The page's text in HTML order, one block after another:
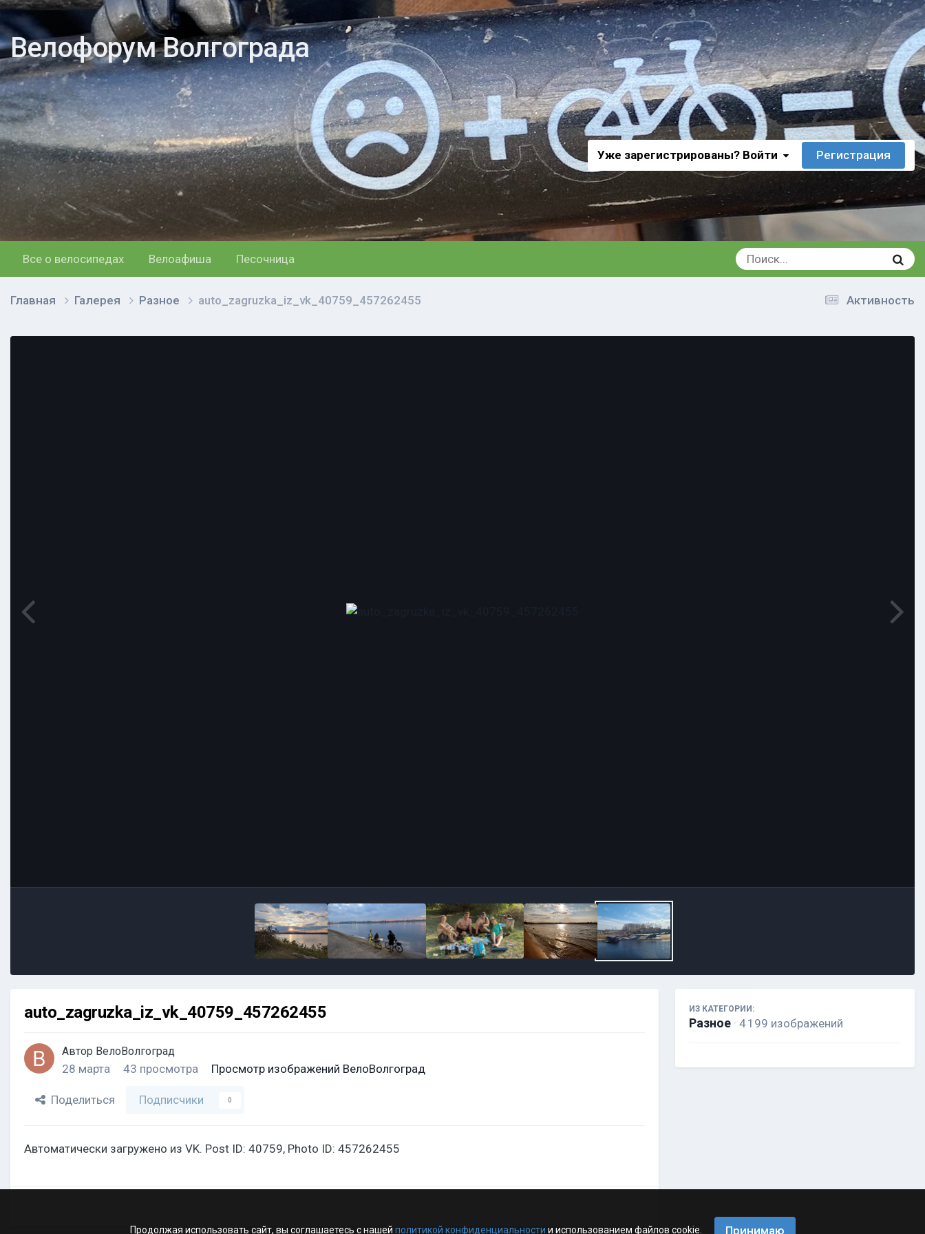
Велофорум Волгограда
Уже зарегистрированы? Войти Регистрация
Все о велосипедах Велоафиша Песочница
Активность
Главная Галерея Разное auto_zagruzka_iz_vk_40759_457262455
auto_zagruzka_iz_vk_40759_457262455
Автор ВелоВолгоград
28 марта 43 просмотра Просмотр изображений ВелоВолгоград
Поделиться Подписчики 0
Автоматически загружено из VK. Post ID: 40759, Photo ID: 457262455
ИЗ КАТЕГОРИИ:
Разное · 4 199 изображений
Продолжая использовать сайт, вы соглашаетесь с нашей политикой конфиденциальности и использованием файлов cookie. Принимаю